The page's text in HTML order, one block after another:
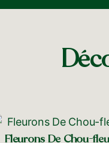
Fleurons De Chou-